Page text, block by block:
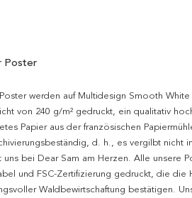
Poster
werden auf Multidesign Smooth
von 240 g/m² gedruckt, ein qualitativ
Papier aus der französischen
d. h., es vergilbt nicht
uns bei Dear Sam am Herzen. Alle unsere
und FSC-Zertifizierung gedruckt, die die
Waldbewirtschaftung bestätigen.